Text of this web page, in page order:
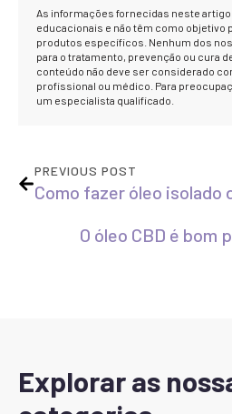
As informações fornecidas neste
educacionais e não têm como objetivo
produtos específicos. Nenhum dos
para o tratamento, prevenção ou cura
conteúdo não deve ser considerado
profissional ou médico. Para
um especialista qualificado.
PREVIOUS POST
Como fazer óleo isolado
O óleo CBD é bom
Explorar as